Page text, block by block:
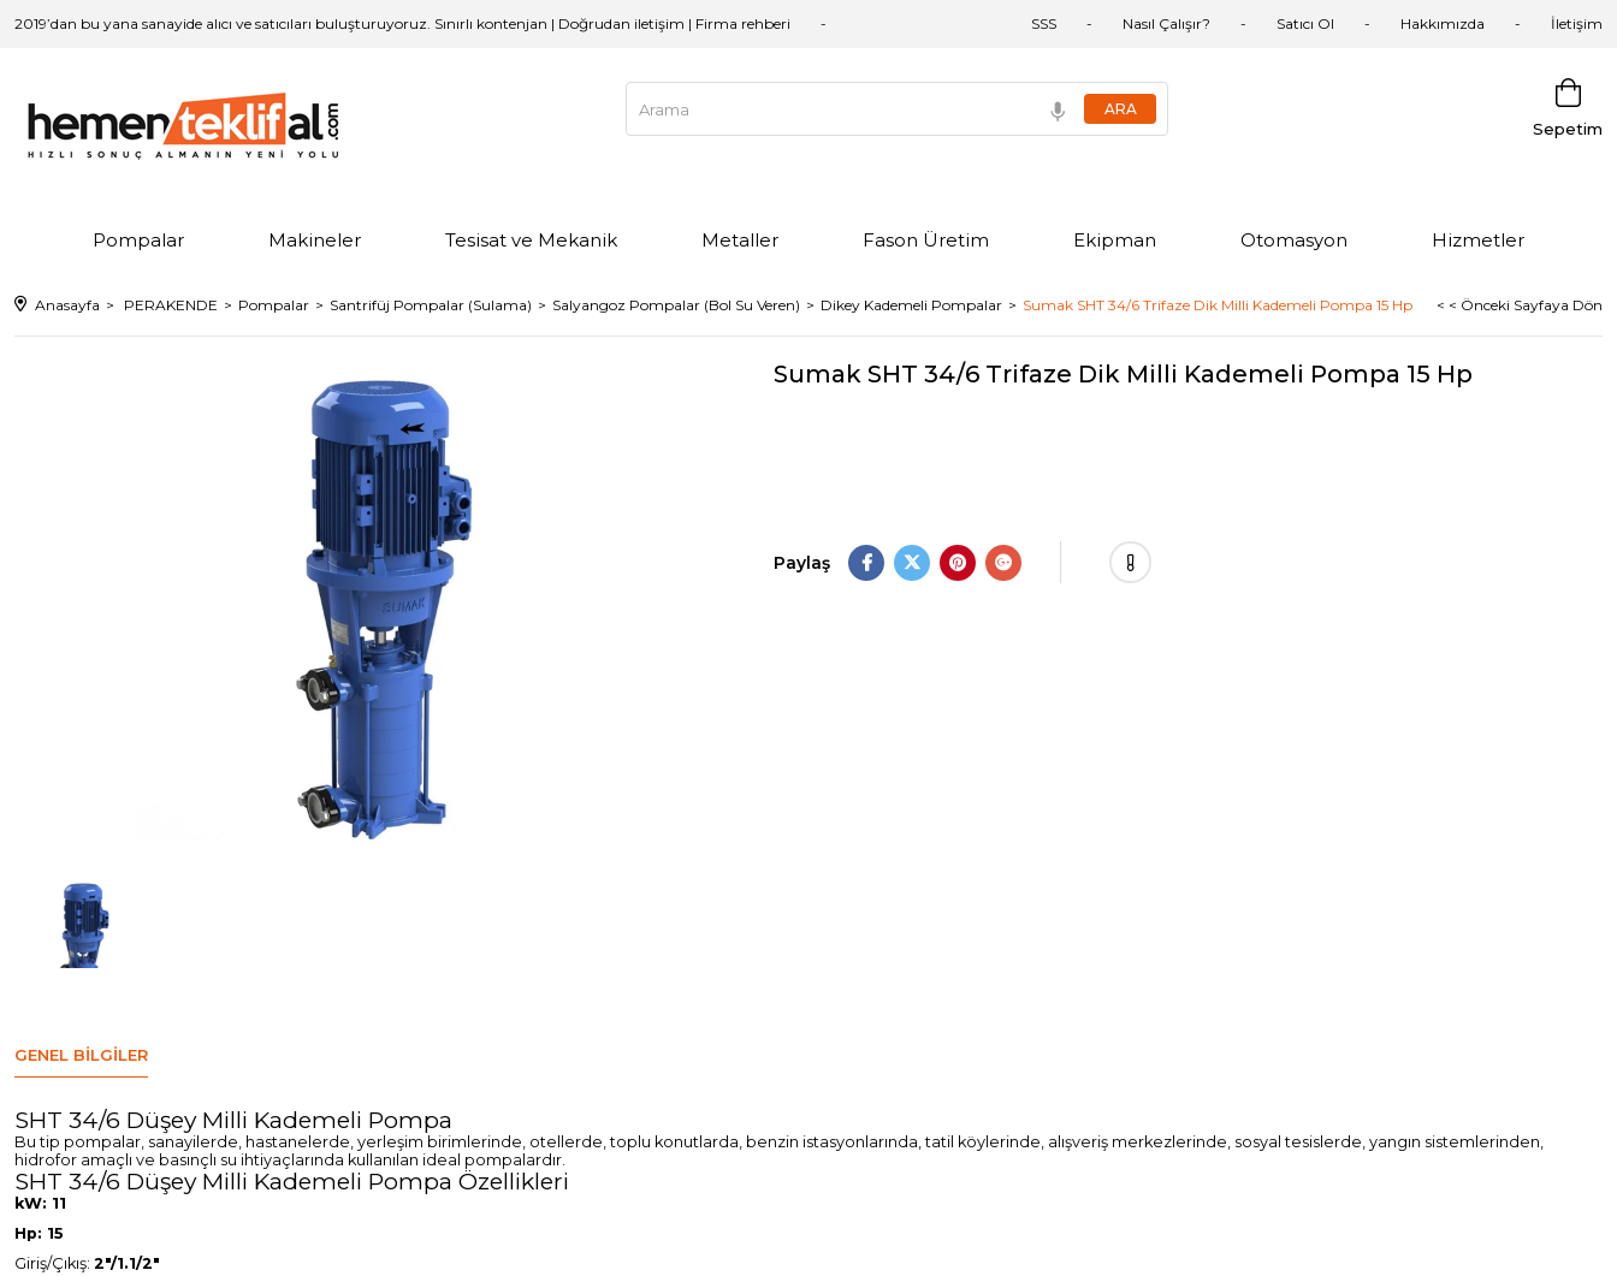
2019’dan bu yana sanayide alıcı ve satıcıları buluşturuyoruz. Sınırlı kontenjan | Doğrudan iletişim | Firma rehberi SSS Nasıl Çalışır? Satıcı Ol Hakkımızda İletişim
Sepetim
Pompalar Makineler Tesisat ve Mekanik Metaller Fason Üretim Ekipman Otomasyon Hizmetler
Anasayfa PERAKENDE Pompalar Santrifüj Pompalar (Sulama) Salyangoz Pompalar (Bol Su Veren) Dikey Kademeli Pompalar Sumak SHT 34/6 Trifaze Dik Milli Kademeli Pompa 15 Hp < < Önceki Sayfaya Dön
Sumak SHT 34/6 Trifaze Dik Milli Kademeli Pompa 15 Hp
Paylaş
GENEL BILGILER
SHT 34/6 Düşey Milli Kademeli Pompa
Bu tip pompalar, sanayilerde, hastanelerde, yerleşim birimlerinde, otellerde, toplu konutlarda, benzin istasyonlarında, tatil köylerinde, alışveriş merkezlerinde, sosyal tesislerde, yangın sistemlerinden,
hidrofor amaçlı ve basınçlı su ihtiyaçlarında kullanılan ideal pompalardır.
SHT 34/6 Düşey Milli Kademeli Pompa Özellikleri
kW: 11
Hp: 15
Giriş/Çıkış: 2"/1.1/2"